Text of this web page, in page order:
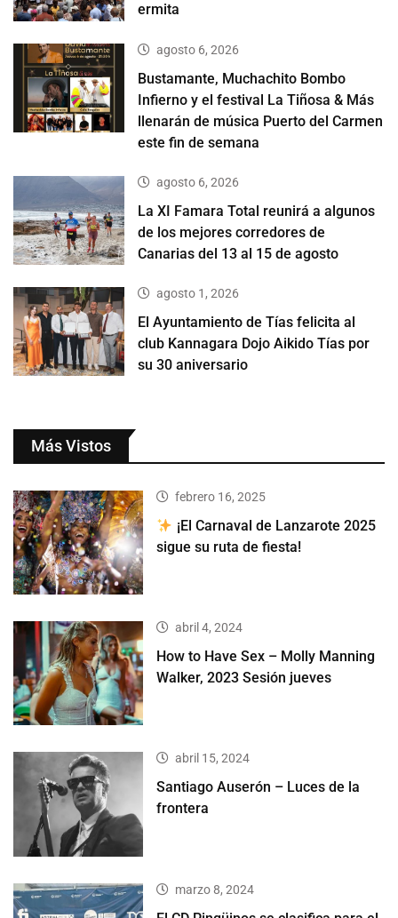
ermita
agosto 6, 2026
Bustamante, Muchachito Bombo
Infierno y el festival La Tiñosa & Más
llenarán de música Puerto del Carmen
este fin de semana
agosto 6, 2026
La XI Famara Total reunirá a algunos
de los mejores corredores de
Canarias del 13 al 15 de agosto
agosto 1, 2026
El Ayuntamiento de Tías felicita al
club Kannagara Dojo Aikido Tías por
su 30 aniversario
Más Vistos
febrero 16, 2025
¡El Carnaval de Lanzarote 2025
sigue su ruta de fiesta!
abril 4, 2024
How to Have Sex – Molly Manning
Walker, 2023 Sesión jueves
abril 15, 2024
Santiago Auserón – Luces de la
frontera
marzo 8, 2024